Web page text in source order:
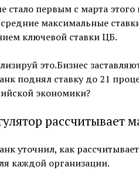
стало первым с марта этого
максимальные
ключевой ставки ЦБ.
это.Бизнес
поднял ставку до 21
экономики?
рассчитывает
уточнил, как
каждой организации.